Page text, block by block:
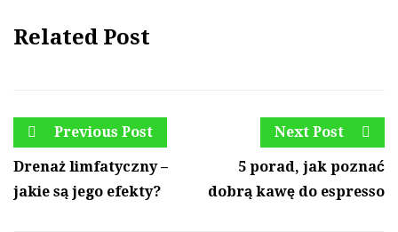
Related Post
Previous Post
Drenaż limfatyczny –
jakie są jego efekty?
Next Post
5 porad, jak poznać
dobrą kawę do espresso